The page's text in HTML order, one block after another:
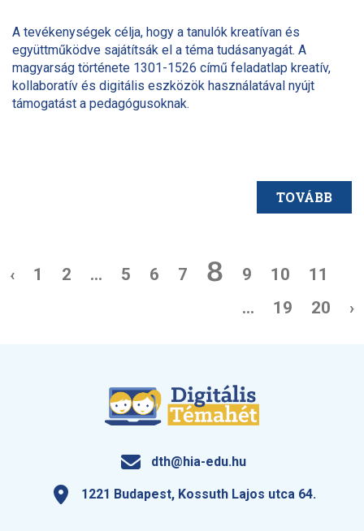
A tevékenységek célja, hogy a tanulók kreatívan és
együttműködve sajátítsák el a téma tudásanyagát. A
magyarság története 1301-1526 című feladatlap kreatív,
kollaboratív és digitális eszközök használatával nyújt
támogatást a pedagógusoknak.
TOVÁBB
‹ 1 2 ... 5 6 7 8 9 10
11
...
19 20 ›
dth@hia-edu.hu
1221 Budapest, Kossuth Lajos utca 64.